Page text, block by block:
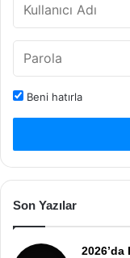
Beni hatırla
Son Yazılar
2026’da